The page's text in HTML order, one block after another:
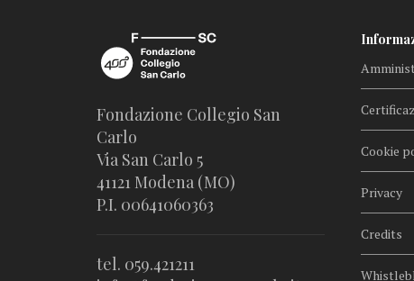
Fondazione Collegio San
Carlo
Via San Carlo 5
41121 Modena (MO)
P.I. 00641060363
tel. 059.421211
Cookie
Privacy
Credits